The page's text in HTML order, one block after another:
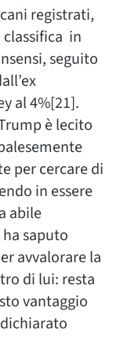
registrati,
in
seguito
al 4%[21].
è lecito
per cercare di
in essere
abile
saputo
avvalorare la
di lui: resta
vantaggio